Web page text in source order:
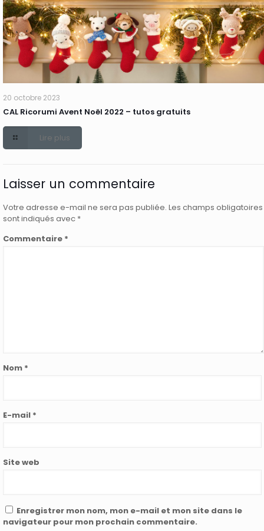
20 octobre 2023
CAL Ricorumi Avent Noël 2022 – tutos gratuits
Lire plus
Laisser un commentaire
Votre adresse e-mail ne sera pas publiée. Les champs obligatoires
sont indiqués avec *
Commentaire *
Nom *
E-mail *
Site web
Enregistrer mon nom, mon e-mail et mon site dans le
navigateur pour mon prochain commentaire.